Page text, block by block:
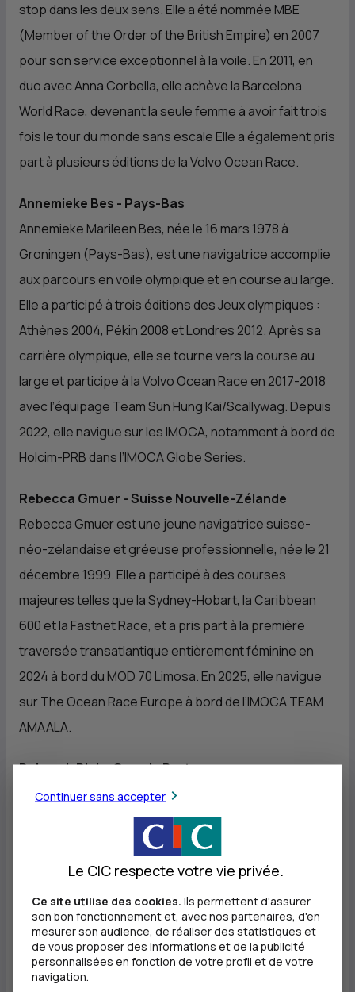
stop dans les deux sens. Elle a été nommée MBE
(Member of the Order of the British Empire) en 2007
pour son service exceptionnel à la voile. En 2011, en
duo avec Anna Corbella, elle achève la Barcelona
World Race, devenant la seule femme à avoir fait trois
fois le tour du monde sans escale Elle a également pris
part à plusieurs éditions de la Volvo Ocean Race.
Annemieke Bes - Pays-Bas
Annemieke Marileen Bes, née le 16 mars 1978 à
Groningen (Pays-Bas), est une navigatrice accomplie
aux parcours en voile olympique et en course au large.
Elle a participé à trois éditions des Jeux olympiques :
Athènes 2004, Pékin 2008 et Londres 2012. Après sa
carrière olympique, elle se tourne vers la course au
large et participe à la Volvo Ocean Race en 2017-2018
avec l’équipage Team Sun Hung Kai/Scallywag. Depuis
2022, elle navigue sur les IMOCA, notamment à bord de
Holcim-PRB dans l’IMOCA Globe Series.
Rebecca Gmuer - Suisse Nouvelle-Zélande
Rebecca Gmuer est une jeune navigatrice suisse-
néo-zélandaise et gréeuse professionnelle, née le 21
décembre 1999. Elle a participé à des courses
majeures telles que la Sydney-Hobart, la Caribbean
600 et la Fastnet Race, et a pris part à la première
traversée transatlantique entièrement féminine en
2024 à bord du MOD 70 Limosa. En 2025, elle navigue
sur The Ocean Race Europe à bord de l’IMOCA TEAM
AMAALA.
Deborah Blair- Grande Bretagne
Deborah, âgée de 23 ans, licenciée au Weymouth
Sailing Club, est diplômée en informatique à l'université
de Southampton et a commencé à naviguer à l'âge de
8 ans sur un Pico avec Andrew Simpson Centres
Portland. Elle est désormais accro aux courses de
quillards.
Molly Lapointe - Américano-Italienne – Boat
Captain
Continuer sans accepter
Le CIC respecte votre vie privée.
Ce site utilise des cookies. Ils permettent d'assurer
son bon fonctionnement et, avec nos partenaires, d'en
mesurer son audience, de réaliser des statistiques et
de vous proposer des informations et de la publicité
personnalisées en fonction de votre profil et de votre
navigation.